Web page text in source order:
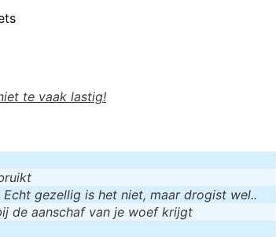
te vaak lastig!
gezellig is het niet, maar drogist wel..
de aanschaf van je woef krijgt